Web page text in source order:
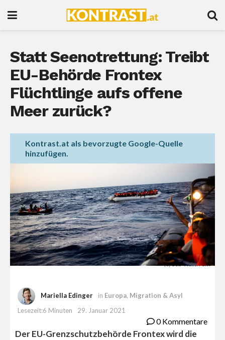
Statt Seenotrettung: Treibt
EU-Behörde Frontex
Flüchtlinge aufs offene
Meer zurück?
Kontrast.at als bevorzugte Google-Quelle
hinzufügen.
(c) Sea-Watch e.V.
Mariella Edinger in Europa, Migration & Asyl
Lesezeit:6 Minuten
29. Januar 2021
0 Kommentare
Der EU-Grenzschutzbehörde Frontex wird die